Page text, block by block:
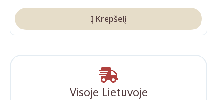
Į Krepšelį
Visoje Lietuvoje